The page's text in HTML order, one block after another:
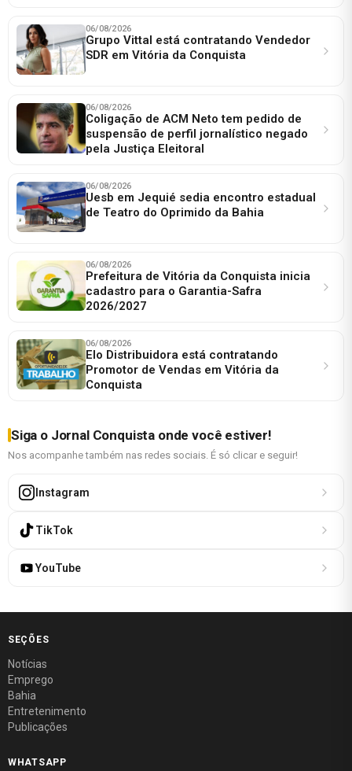
06/08/2026
Grupo Vittal está contratando Vendedor
SDR em Vitória da Conquista
06/08/2026
Coligação de ACM Neto tem pedido de
suspensão de perfil jornalístico negado
pela Justiça Eleitoral
06/08/2026
Uesb em Jequié sedia encontro estadual
de Teatro do Oprimido da Bahia
06/08/2026
Prefeitura de Vitória da Conquista inicia
cadastro para o Garantia-Safra
2026/2027
06/08/2026
Elo Distribuidora está contratando
Promotor de Vendas em Vitória da
Conquista
Siga o Jornal Conquista onde você estiver!
Nos acompanhe também nas redes sociais. É só clicar e seguir!
Instagram
TikTok
YouTube
SEÇÕES
Notícias
Emprego
Bahia
Entretenimento
Publicações
WHATSAPP